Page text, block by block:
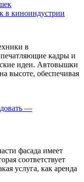
в киноиндустрии
в
кадры и
идеи. Автовышки
высоте, обеспечивая
—
фасада имеет
соответствует
услуга, как аренда